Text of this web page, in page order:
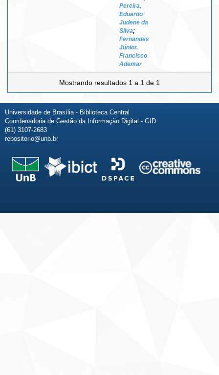
Pereira,
Eduardo
Judene da
Silva;
Fernandes
Júnior,
Francisco
Ademar
Mostrando resultados 1 a 1 de 1
Universidade de Brasília - Biblioteca Central
Coordenadoria de Gestão da Informação Digital - GID
(61) 3107-2683
repositorio@unb.br